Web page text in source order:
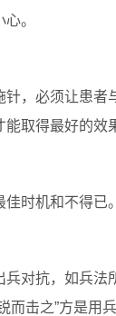
。
针，必须让患者
取得最好的效
时机和不得已。
对抗，如兵法
而击之”方是用兵